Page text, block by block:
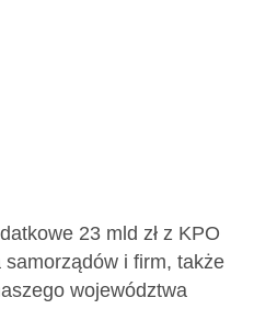
23 mld zł z KPO
samorządów i firm, także
województwa